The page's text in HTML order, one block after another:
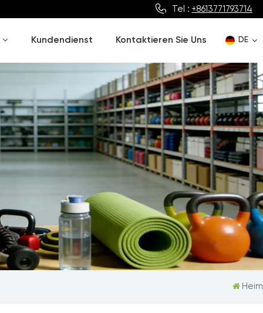
Tel : +8613771793714
Kundendienst Kontaktieren Sie Uns DE
English
Deutsch
Español
Français
Português
Heim